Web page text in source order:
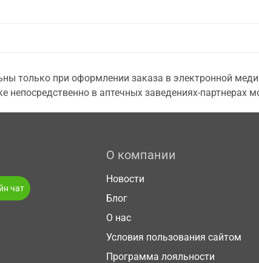
только при оформлении заказа в электронной
непосредственно в аптечных заведениях-партнерах
чат
О компании
Новости
Блог
О нас
Условия пользования сайтом
Программа лояльности